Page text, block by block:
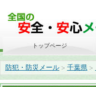
防犯・防災メール > 千葉県 >
トップページ